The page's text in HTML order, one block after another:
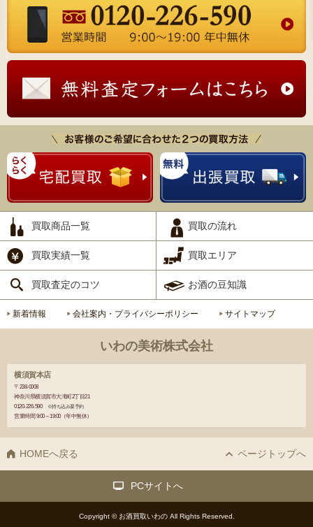
買取商品一覧 買取の流れ
買取実績一覧 買取エリア
買取査定のコツ お酒の豆知識
新着情報 会社案内・プライバシーポリシー サイトマップ
いわの美術株式会社
横須賀本店
〒238-0008
神奈川県横須賀市大滝町2丁目21
0120-226-590
※持ち込み要予約
営業時間 9:00～19:00（年中無休）
HOMEへ戻る ページトップへ
PCサイトへ
Copyright © お酒買取いわの All Rights Reserved.